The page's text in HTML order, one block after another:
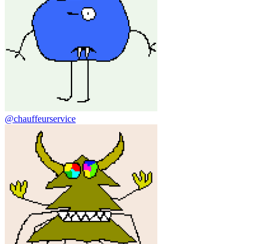
@chauffeurservice